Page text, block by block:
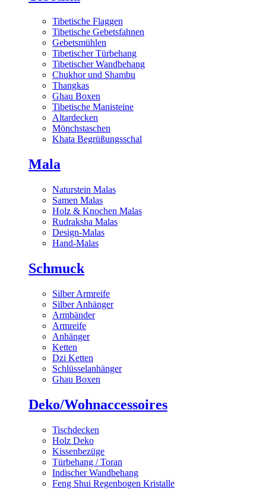
Tibetische Flaggen
Tibetische Gebetsfahnen
Gebetsmühlen
Tibetischer Türbehang
Tibetischer Wandbehang
Chukhor und Shambu
Thangkas
Ghau Boxen
Tibetische Manisteine
Altardecken
Mönchstaschen
Khata Begrüßungsschal
Mala
Naturstein Malas
Samen Malas
Holz & Knochen Malas
Rudraksha Malas
Design-Malas
Hand-Malas
Schmuck
Silber Armreife
Silber Anhänger
Armbänder
Armreife
Anhänger
Ketten
Dzi Ketten
Schlüsselanhänger
Ghau Boxen
Deko/Wohnaccessoires
Tischdecken
Holz Deko
Kissenbezüge
Türbehang / Toran
Indischer Wandbehang
Feng Shui Regenbogen Kristalle